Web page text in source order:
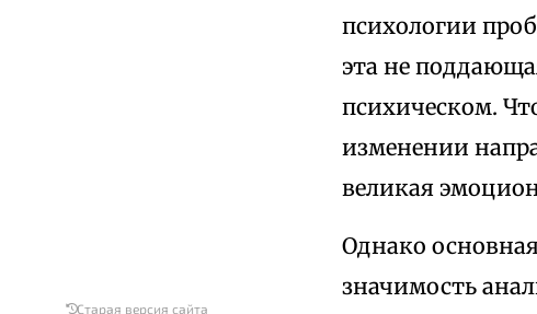
Старая версия сайта
психологии
эта не
психическом.
изменении
великая
Однако
значимость